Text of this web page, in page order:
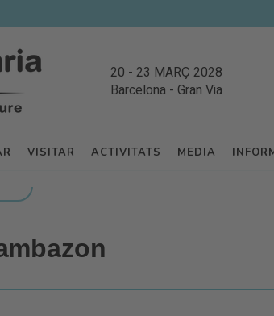
20 - 23 MARÇ 2028
Barcelona - Gran Via
VISITAR ACTIVITATS MEDIA